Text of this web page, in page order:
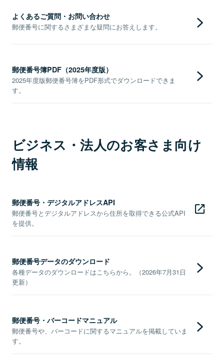
よくあるご質問・お問い合わせ
郵便番号に関するさまざまな疑問にお答えします。
郵便番号簿PDF（2025年度版）
2025年度版郵便番号簿をPDF形式でダウンロードできま
す。
ビジネス・法人のお客さま向け
情報
郵便番号・デジタルアドレスAPI
郵便番号とデジタルアドレスから住所を取得できる公式API
を提供。
郵便番号データのダウンロード
各種データのダウンロードはこちらから。（2026年7月31日
更新）
郵便番号・バーコードマニュアル
郵便番号や、バーコードに関するマニュアルを掲載していま
す。